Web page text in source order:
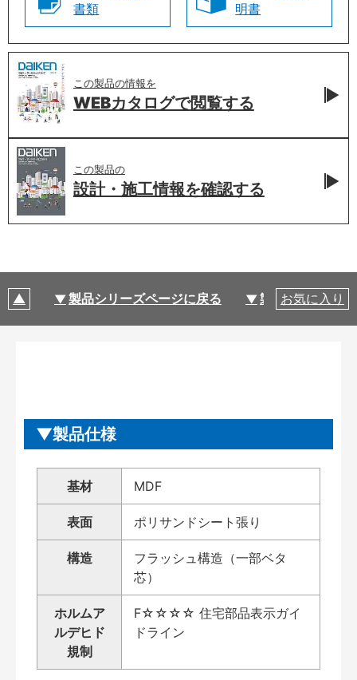
書類
明書
この製品の情報を
WEBカタログで閲覧する
この製品の
設計・施工情報を確認する
製品シリーズページに戻る 製品仕様
お気に入り
製品仕様
基材 MDF
表面 ポリサンドシート張り
構造
フラッシュ構造（一部ベタ
芯）
ホルムア
ルデヒド
規制
F☆☆☆☆ 住宅部品表示ガイ
ドライン